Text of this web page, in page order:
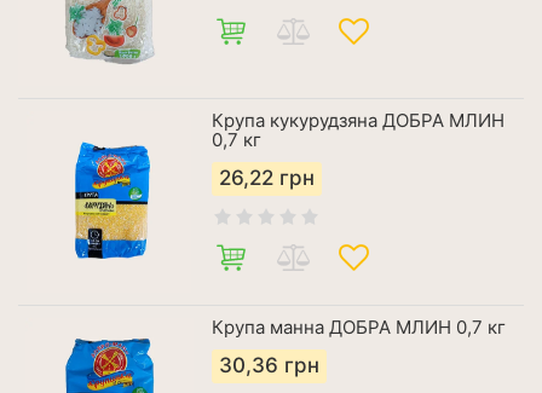
Крупа кукурудзяна ДОБРА МЛИН
0,7 кг
26,22 грн
Крупа манна ДОБРА МЛИН 0,7 кг
30,36 грн